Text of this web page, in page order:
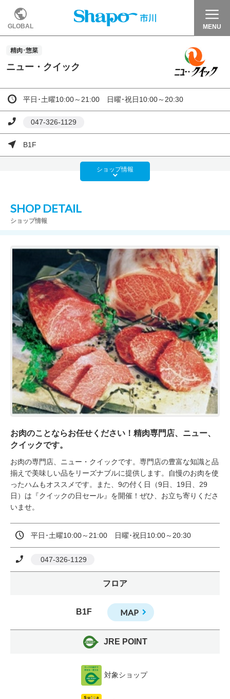
GLOBAL MENU
精肉･惣菜
ニュー・クイック
平日･土曜10:00～21:00 日曜･祝日10:00～20:30
047-326-1129
B1F
ショップ情報
SHOP DETAIL
ショップ情報
お肉のことならお任せください！精肉専門店、ニュー、
クイックです。
お肉の専門店、ニュー・クイックです。専門店の豊富な知識と品
揃えで美味しい品をリーズナブルに提供します。自慢のお肉を使
ったハムもオススメです。また、9の付く日（9日、19日、29
日）は『クイックの日セール』を開催！ぜひ、お立ち寄りくださ
いませ。
平日･土曜10:00～21:00　日曜･祝日10:00～20:30
047-326-1129
フロア
B1F MAP
JRE POINT
対象ショップ